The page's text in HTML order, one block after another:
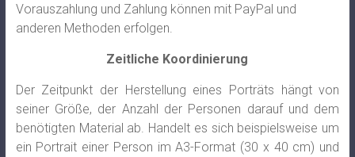
Vorauszahlung und Zahlung können mit PayPal und
anderen Methoden erfolgen.
Zeitliche Koordinierung
Der Zeitpunkt der Herstellung eines Porträts hängt von
seiner Größe, der Anzahl der Personen darauf und dem
benötigten Material ab. Handelt es sich beispielsweise um
ein Portrait einer Person im A3-Format (30 x 40 cm) und